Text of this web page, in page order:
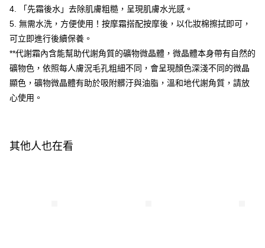
１．於結帳方式選擇「AFTEE先享後付」後，將跳轉至「AFTEE先享後付」
２．訂單成立數日內，您將收到繳費通知簡訊。
３．收到繳費通知簡訊後14天內，點擊此簡訊中的連結，可透過四大超商／
ATM／網路銀行／等多元方式進行付款，方視為交易完成。
※ 請注意：結帳手續完成當下不需立刻繳費，但若您需要取消訂單，請聯絡
購買商品的店家。未經商家同意取消之訂單仍視為有效，需透過AFTEE先享
後付繳納相關費用。
是否繳費成功／繳費後需取消欲退款等相關疑問，請聯繫「AFTEE先享後付
１．透過由恩沛科技股份有限公司提供之「AFTEE先享後付」服務完成之交
付款後全家取貨
萊爾富取貨付款
每筆NT$100，滿NT$600(含以上)免運費
付款後萊爾富取貨
每筆NT$100，滿NT$600(含以上)免運費
4. 「先霜後水」去除肌膚粗糙，呈現肌膚水光感。
5. 無需水洗，方便使用！按摩霜搭配按摩後，以化妝棉擦拭即可，
可立即進行後續保養。
**代謝霜內含能幫助代謝角質的礦物微晶體，微晶體本身帶有自然的
礦物色，依照每人膚況毛孔粗細不同，會呈現顏色深淺不同的微晶
顯色，礦物微晶體有助於吸附髒汙與油脂，溫和地代謝角質，請放
心使用。
其他人也在看